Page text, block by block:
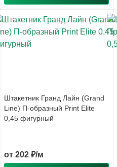
Штакетник Гранд Лайн (Grand
Line) П-образный Print Elite
0,45 фигурный
от 202 ₽/м